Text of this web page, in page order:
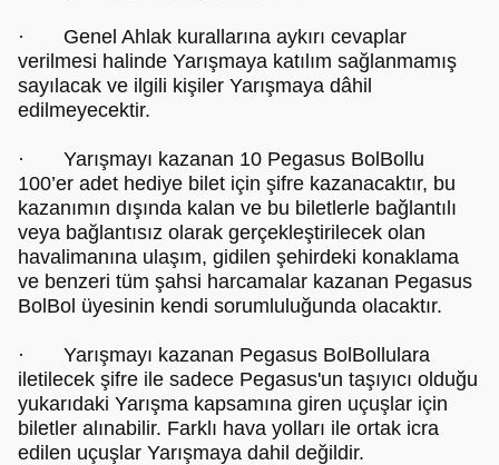
· Genel Ahlak kurallarına aykırı cevaplar
verilmesi halinde Yarışmaya katılım sağlanmamış
sayılacak ve ilgili kişiler Yarışmaya dâhil
edilmeyecektir.
· Yarışmayı kazanan 10 Pegasus BolBollu
100’er adet hediye bilet için şifre kazanacaktır, bu
kazanımın dışında kalan ve bu biletlerle bağlantılı
veya bağlantısız olarak gerçekleştirilecek olan
havalimanına ulaşım, gidilen şehirdeki konaklama
ve benzeri tüm şahsi harcamalar kazanan Pegasus
BolBol üyesinin kendi sorumluluğunda olacaktır.
· Yarışmayı kazanan Pegasus BolBollulara
iletilecek şifre ile sadece Pegasus'un taşıyıcı olduğu
yukarıdaki Yarışma kapsamına giren uçuşlar için
biletler alınabilir. Farklı hava yolları ile ortak icra
edilen uçuşlar Yarışmaya dahil değildir.